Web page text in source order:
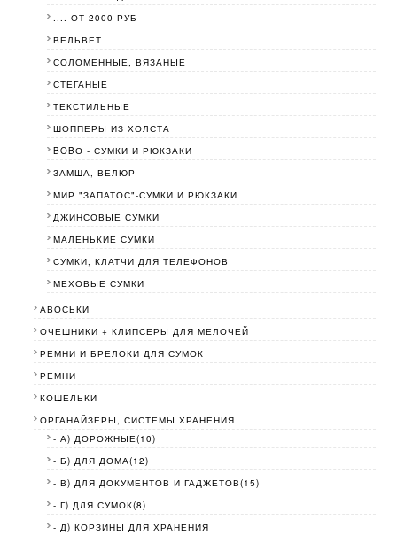
.... ОТ 2000 РУБ
ВЕЛЬВЕТ
СОЛОМЕННЫЕ, ВЯЗАНЫЕ
СТЕГАНЫЕ
ТЕКСТИЛЬНЫЕ
ШОППЕРЫ ИЗ ХОЛСТА
BOBО - СУМКИ И РЮКЗАКИ
ЗАМША, ВЕЛЮР
МИР "ЗАПАТОС"-СУМКИ И РЮКЗАКИ
ДЖИНСОВЫЕ СУМКИ
МАЛЕНЬКИЕ СУМКИ
СУМКИ, КЛАТЧИ ДЛЯ ТЕЛЕФОНОВ
МЕХОВЫЕ СУМКИ
АВОСЬКИ
ОЧЕШНИКИ + КЛИПСЕРЫ ДЛЯ МЕЛОЧЕЙ
РЕМНИ И БРЕЛОКИ ДЛЯ СУМОК
РЕМНИ
КОШЕЛЬКИ
ОРГАНАЙЗЕРЫ, СИСТЕМЫ ХРАНЕНИЯ
- А) ДОРОЖНЫЕ(10)
- Б) ДЛЯ ДОМА(12)
- В) ДЛЯ ДОКУМЕНТОВ И ГАДЖЕТОВ(15)
- Г) ДЛЯ СУМОК(8)
- Д) КОРЗИНЫ ДЛЯ ХРАНЕНИЯ